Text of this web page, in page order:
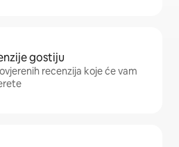
gostiju
recenzija koje će vam